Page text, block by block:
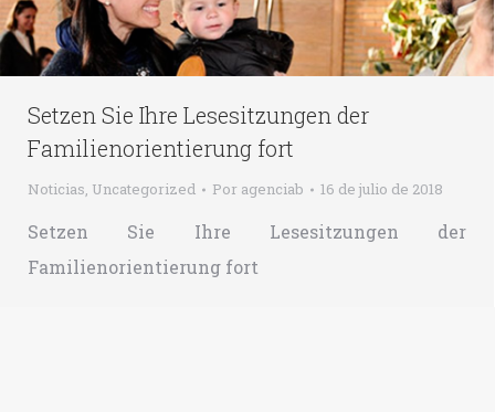
Setzen Sie Ihre Lesesitzungen der
Familienorientierung fort
Noticias, Uncategorized Por agenciab 16 de julio de 2018
Setzen Sie Ihre Lesesitzungen der
Familienorientierung fort